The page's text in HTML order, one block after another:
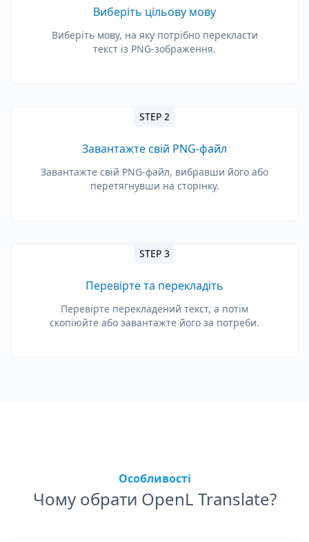
Виберіть цільову мову
Виберіть мову, на яку потрібно перекласти
текст із PNG-зображення.
STEP 2
Завантажте свій PNG-файл
Завантажте свій PNG-файл, вибравши його або
перетягнувши на сторінку.
STEP 3
Перевірте та перекладіть
Перевірте перекладений текст, а потім
скопіюйте або завантажте його за потреби.
Особливості
Чому обрати OpenL Translate?